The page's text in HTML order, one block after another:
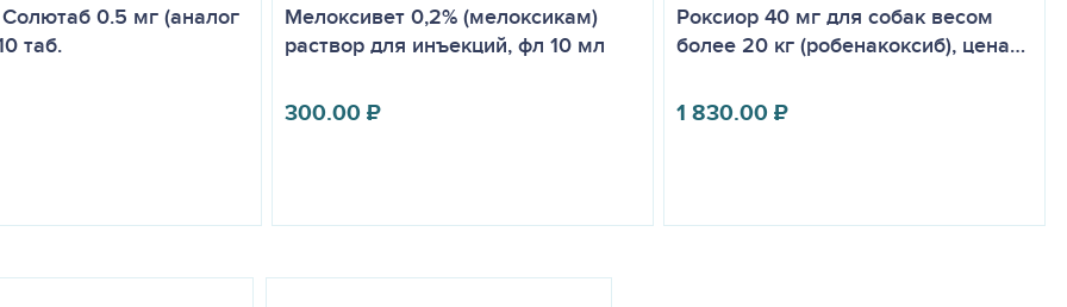
гиповолемии и гипотензии, а также животным массой менее 2,5 кг. При крайней необходимости назначения
постоянным наблюдением ветеринарного врача. Противопоказанием к применению является индивидуальная повышенная
избегать прямого контакта с Онсиором таблетками. При случайном контакте лекарственного препарата с кожей или
количеством воды. Запрещается использование пустой тары из-под препарата для бытовых целей; она подлежит
0.5 мг (аналог
таб.
Мелоксивет 0,2% (мелоксикам)
раствор для инъекций, фл 10 мл
300.00₽
Роксиор 40 мг для собак весом
более 20 кг (робенакоксиб), цена…
1 830.00₽